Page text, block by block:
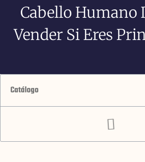
Cabello Humano
Vender Si Eres
Catálogo